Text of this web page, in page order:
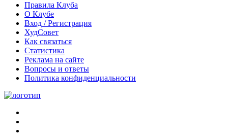
Правила Клуба
О Клубе
Вход / Регистрация
ХудСовет
Как связаться
Статистика
Реклама на сайте
Вопросы и ответы
Политика конфиденциальности